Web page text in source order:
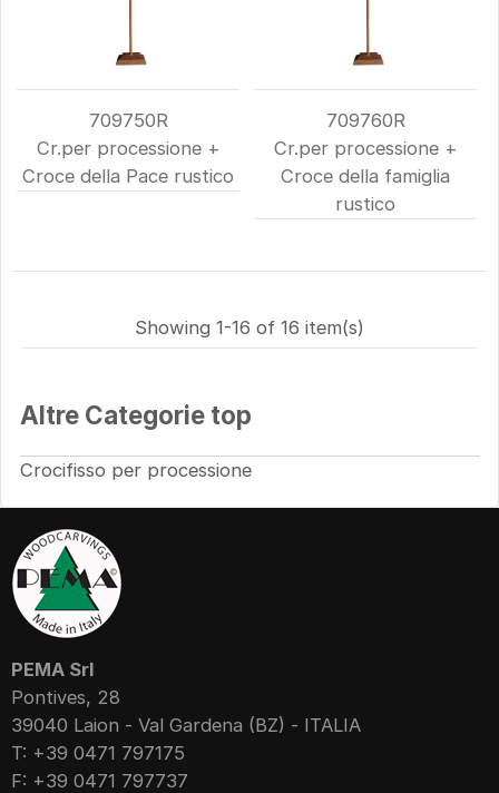
709750R
Cr.per processione +
Croce della Pace rustico
709760R
Cr.per processione +
Croce della famiglia
rustico
Showing 1-16 of 16 item(s)
Altre Categorie top
Crocifisso per processione
PEMA Srl
Pontives, 28
39040 Laion - Val Gardena (BZ) - ITALIA
T: +39 0471 797175
F: +39 0471 797737